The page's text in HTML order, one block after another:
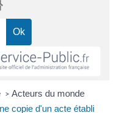
> Acteurs du monde
copie d'un acte établi